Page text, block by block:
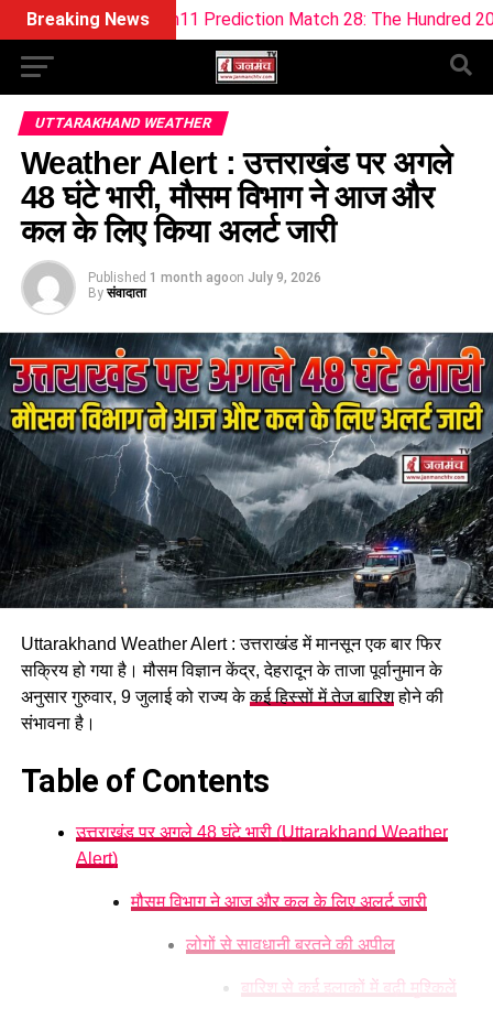
Breaking News
Prediction Match 28: The Hundred 2026 (9 Aug)
UTTARAKHAND WEATHER
Weather Alert : उत्तराखंड पर अगले
48 घंटे भारी, मौसम विभाग ने आज और
कल के लिए किया अलर्ट जारी
Published 1 month agoon July 9, 2026
By संवादाता
Uttarakhand Weather Alert : उत्तराखंड में मानसून एक बार फिर
सक्रिय हो गया है। मौसम विज्ञान केंद्र, देहरादून के ताजा पूर्वानुमान के
अनुसार गुरुवार, 9 जुलाई को राज्य केकई हिस्सों में तेज बारिशहोने की
संभावना है।
Table of Contents
उत्तराखंड पर अगले 48 घंटे भारी (Uttarakhand Weather
Alert)
मौसम विभाग ने आज और कल के लिए अलर्ट जारी
लोगों से सावधानी बरतने की अपील
बारिश से कई इलाकों में बढ़ी मुश्किलें